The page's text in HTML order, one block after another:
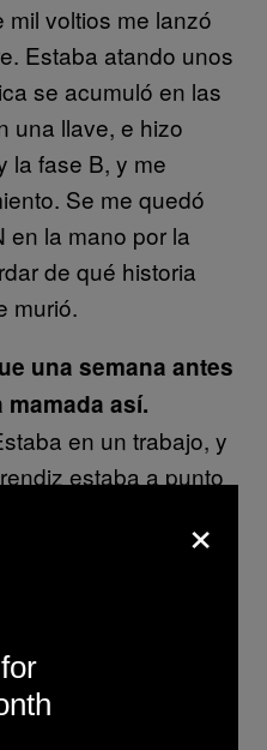
voltios me lanzó
Estaba atando unos
se acumuló en las
una llave, e hizo
la fase B, y me
Se me quedó
en la mano por la
de qué historia
murió.
una semana antes
así.
en un trabajo, y
estaba a punto
de estos
Lo tenía hasta
y todo el elevador
volando y se
dijo que los sesos
que fue
cuatro días antes
×